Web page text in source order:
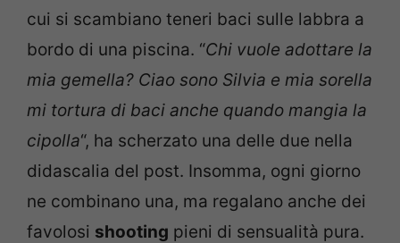
cui si scambiano teneri baci sulle labbra a
bordo di una piscina. “Chi vuole adottare la
mia gemella? Ciao sono Silvia e mia sorella
mi tortura di baci anche quando mangia la
cipolla“, ha scherzato una delle due nella
didascalia del post. Insomma, ogni giorno
ne combinano una, ma regalano anche dei
favolosi shooting pieni di sensualità pura.